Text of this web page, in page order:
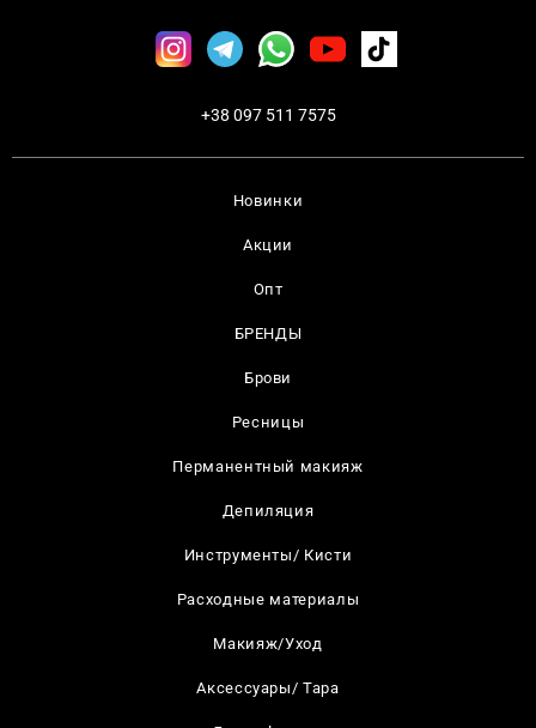
Новинки
Акции
Опт
БРЕНДЫ
Брови
Ресницы
Перманентный макияж
Депиляция
Инструменты/ Кисти
Расходные материалы
Макияж/Уход
Аксессуары/ Тара
+38 097 511 7575